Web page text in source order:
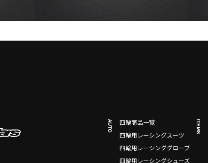
AUTO
四輪商品一覧
四輪用レーシングスーツ
四輪用レーシンググローブ
四輪用レーシングシューズ
ITEMS